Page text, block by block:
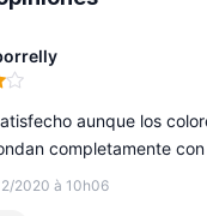
5
2020 à 10h06
aunque los
completamente